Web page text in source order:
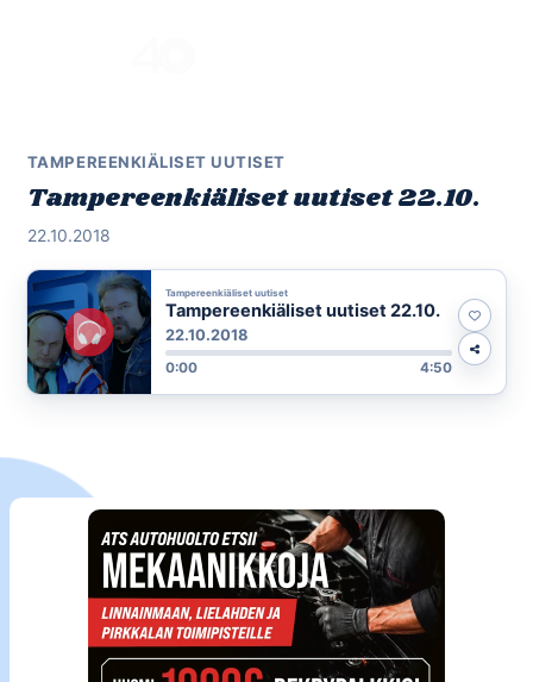
TAMPEREENKIÄLISET UUTISET
Tampereenkiäliset uutiset 22.10.
22.10.2018
Tampereenkiäliset uutiset
Tampereenkiäliset uutiset 22.10.
22.10.2018
0:00 4:50